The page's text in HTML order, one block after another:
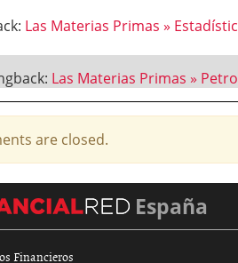
Las Materias Primas »
Las Materias Primas »
are closed.
España
Financieros